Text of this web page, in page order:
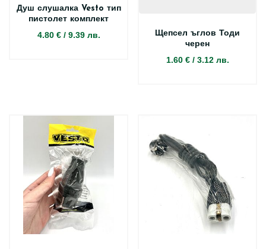
Душ слушалка Vesto тип
пистолет комплект
4.80 €/ 9.39 лв.
Щепсел ъглов Тоди
черен
1.60 €/ 3.12 лв.